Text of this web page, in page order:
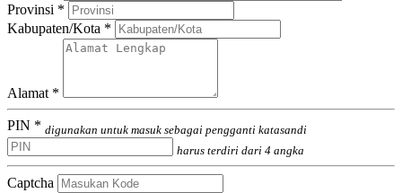
Provinsi *
Kabupaten/Kota *
Alamat *
PIN * digunakan untuk masuk sebagai pengganti katasandi
harus terdiri dari 4 angka
Captcha